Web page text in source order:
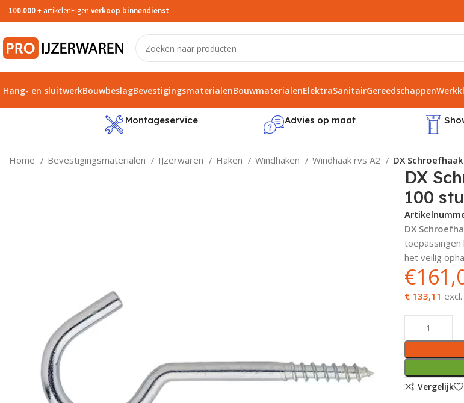
100.000+ artikelenEigen verkoop binnendienst
Hang- en sluitwerkBouwbeslagBevestigingsmaterialenBouwmaterialenElektraSanitairGereedschappen
Montageservice Advies op maat
Home Bevestigingsmaterialen IJzerwaren Haken Windhaken Windhaak rvs A2 DX
DX
100
DX
toepassingen
het veilig
€
€ 133,11
Vergelijk